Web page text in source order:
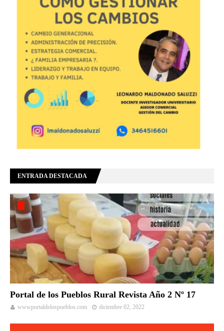
ENTRADA DESTACADA
Portal de los Pueblos Rural Revista Año 2 Nº 17
wwwportaldelospueblos.com diciembre 02, 2022